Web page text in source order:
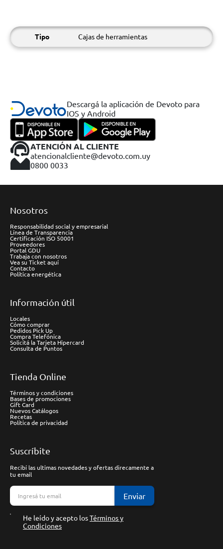
Tipo Cajas de herramientas
Descargá la aplicación de Devoto para
IOS y Android
ATENCIÓN AL CLIENTE
atencionalcliente@devoto.com.uy
0800 0033
Nosotros
Responsabilidad social y empresarial
Línea de Transparencia
Certificación ISO 50001
Proveedores
Portal GDU
Trabaja con nosotros
Vea su Ticket aquí
Contacto
Política energética
Información útil
Locales
Cómo comprar
Pedidos Pick Up
Compra Telefónica
Solicitá la Tarjeta Hipercard
Consulta de Puntos
Tienda Online
Términos y condiciones
Bases de promociones
Gift Card
Nuevos Catálogos
Recetas
Política de privacidad
Suscríbite
Recibí las ultimas novedades y ofertas direcamente a
tu email
Enviar
He leído y acepto losTérminos y
Condiciones